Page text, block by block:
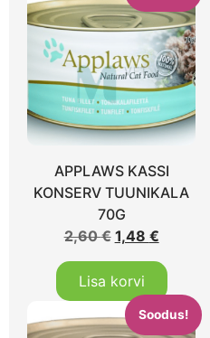
APPLAWS KASSI
KONSERV TUUNIKALA
70G
2,60€ 1,48 €
Lisa korvi
Soodus!